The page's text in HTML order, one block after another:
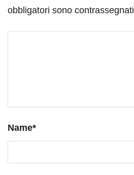
obbligatori sono contrassegnati
Name*